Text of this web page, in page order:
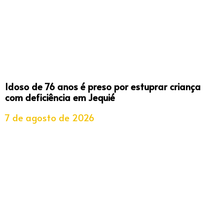
Idoso de 76 anos é preso por estuprar criança
com deficiência em Jequié
7 de agosto de 2026